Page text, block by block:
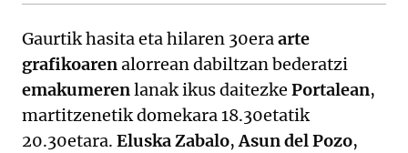
Gaurtik hasita eta hilaren 30eraarte
grafikoarenalorrean dabiltzan bederatzi
emakumerenlanak ikus daitezke Portalean,
martitzenetik domekara 18.30etatik
20.30etara. Eluska Zabalo,Asun del Pozo,